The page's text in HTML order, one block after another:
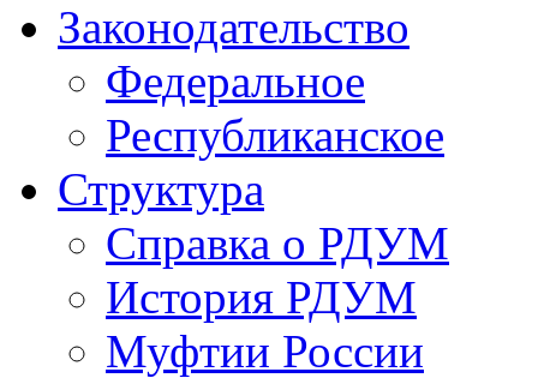
Законодательство
Федеральное
Республиканское
Структура
Справка о РДУМ
История РДУМ
Муфтии России